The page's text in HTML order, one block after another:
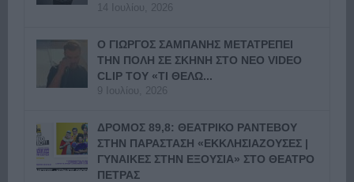
14 Ιουλίου, 2026
Ο ΓΙΩΡΓΟΣ ΣΑΜΠΑΝΗΣ ΜΕΤΑΤΡΕΠΕΙ
ΤΗΝ ΠΟΛΗ ΣΕ ΣΚΗΝΗ ΣΤΟ ΝΕΟ VIDEO
CLIP ΤΟΥ «ΤΙ ΘΕΛΩ...
9 Ιουλίου, 2026
ΔΡΟΜΟΣ 89,8: ΘΕΑΤΡΙΚΟ ΡΑΝΤΕΒΟΥ
ΣΤΗΝ ΠΑΡΑΣΤΑΣΗ «ΕΚΚΛΗΣΙΑΖΟΥΣΕΣ |
ΓΥΝΑΙΚΕΣ ΣΤΗΝ ΕΞΟΥΣΙΑ» ΣΤΟ ΘΕΑΤΡΟ
ΠΕΤΡΑΣ